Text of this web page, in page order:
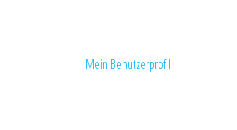
Mein Benutzerprofil